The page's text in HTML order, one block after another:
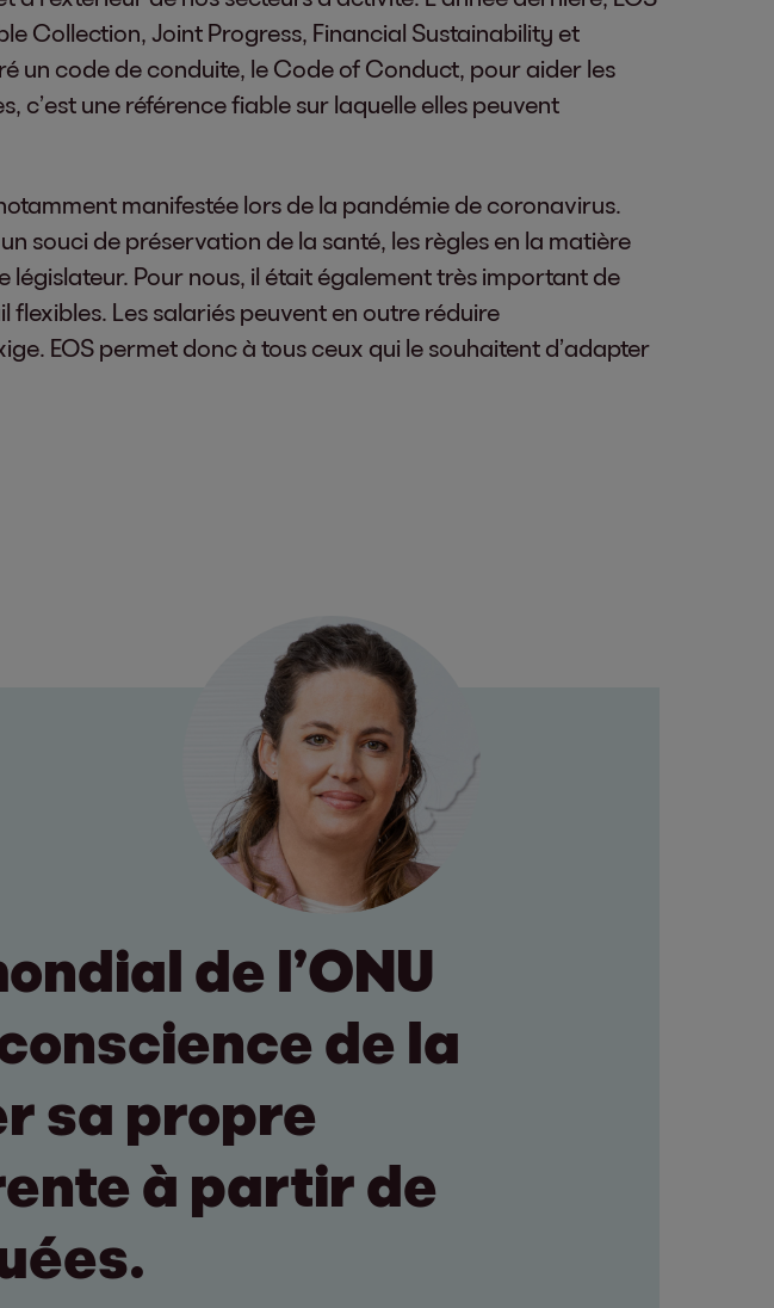
Collection, Joint Progress, Financial Sustainability et
un code de conduite, le Code of Conduct, pour aider les
c’est une référence fiable sur laquelle elles peuvent
manifestée lors de la pandémie de coronavirus.
souci de préservation de la santé, les règles en la matière
législateur. Pour nous, il était également très important de
Les salariés peuvent en outre réduire
EOS permet donc à tous ceux qui le souhaitent d’adapter
de l’ONU
de la
sa propre
à partir de